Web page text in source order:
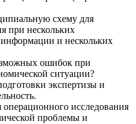
схему для
при нескольких
и нескольких
ошибок при
ситуации?
экспертизы и
операционного исследования
проблемы и